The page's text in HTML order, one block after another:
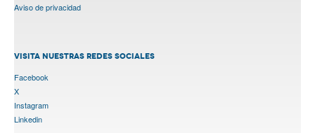
Aviso de privacidad
VISITA NUESTRAS REDES SOCIALES
Facebook
X
Instagram
Linkedin